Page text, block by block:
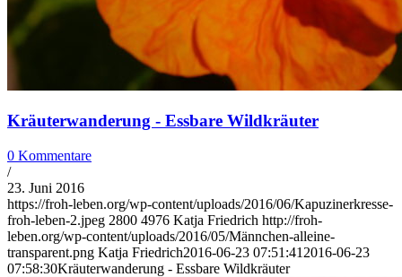
Kräuterwanderung - Essbare Wildkräuter
0 Kommentare
/
23. Juni 2016
https://froh-leben.org/wp-content/uploads/2016/06/Kapuzinerkresse-
froh-leben-2.jpeg 2800 4976 Katja Friedrich http://froh-
leben.org/wp-content/uploads/2016/05/Männchen-alleine-
transparent.png Katja Friedrich2016-06-23 07:51:41 2016-06-23
07:58:30Kräuterwanderung - Essbare Wildkräuter